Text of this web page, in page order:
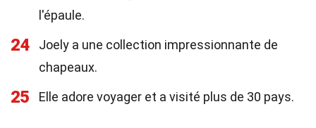
l'épaule.
24
Joely a une collection impressionnante de
chapeaux.
25 Elle adore voyager et a visité plus de 30 pays.